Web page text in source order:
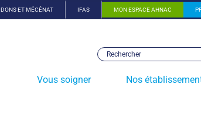
DONS ET MÉCÉNAT IFAS MON ESPACE AHNAC
Vous soigner Nos